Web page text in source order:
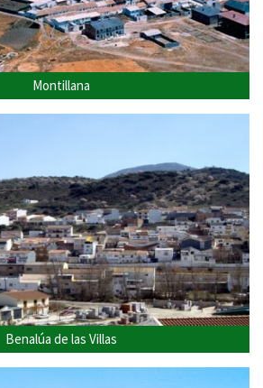
Montillana
Benalúa de las Villas